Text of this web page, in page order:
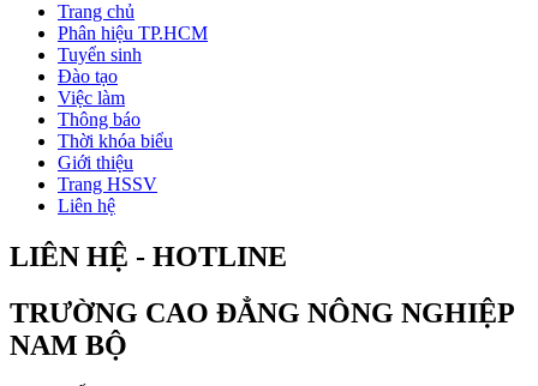
Trang chủ
Phân hiệu TP.HCM
Tuyển sinh
Đào tạo
Việc làm
Thông báo
Thời khóa biểu
Giới thiệu
Trang HSSV
Liên hệ
LIÊN HỆ - HOTLINE
TRƯỜNG CAO ĐẲNG NÔNG NGHIỆP
NAM BỘ